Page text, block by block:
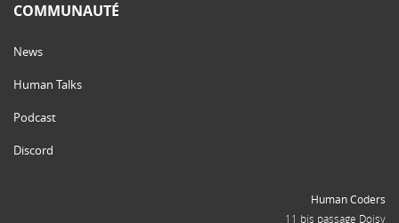
COMMUNAUTÉ
News
Human Talks
Podcast
Discord
Human Coders
11 bis passage Doisy